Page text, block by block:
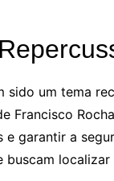
sido um tema
Francisco
garantir a
buscam